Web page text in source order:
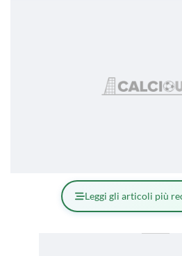
Leggi gli articoli più